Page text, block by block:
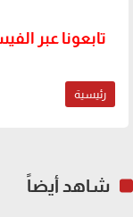
تابعونا عبر
رئيسية
شاهد أيضاً